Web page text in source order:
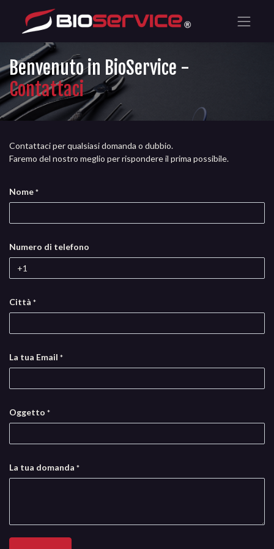
Benvenuto in BioService -
Contattaci
Contattaci per qualsiasi domanda o dubbio.
Faremo del nostro meglio per rispondere il prima possibile.
Nome *
Numero di telefono
Città *
La tua Email *
Oggetto *
La tua domanda *